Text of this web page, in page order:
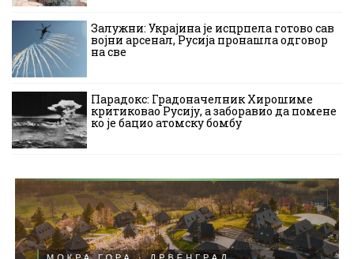
Залужни: Украјина је исцрпела готово сав
војни арсенал, Русија пронашла одговор
на све
Парадокс: Градоначелник Хирошиме
критиковао Русију, а заборавио да помене
ко је бацио атомску бомбу